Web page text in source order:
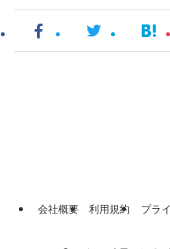
会社概要 利用規約 プラ